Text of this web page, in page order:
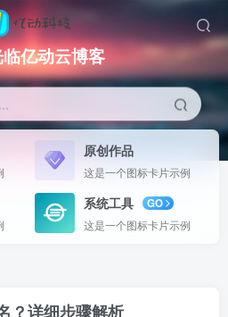
亿动云博客
原创作品
这是一个图标卡片示例
系统工具
GO
这是一个图标卡片示例
？详细步骤解析